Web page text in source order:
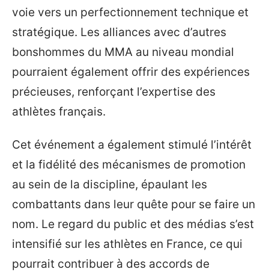
voie vers un perfectionnement technique et
stratégique. Les alliances avec d’autres
bonshommes du MMA au niveau mondial
pourraient également offrir des expériences
précieuses, renforçant l’expertise des
athlètes français.
Cet événement a également stimulé l’intérêt
et la fidélité des mécanismes de promotion
au sein de la discipline, épaulant les
combattants dans leur quête pour se faire un
nom. Le regard du public et des médias s’est
intensifié sur les athlètes en France, ce qui
pourrait contribuer à des accords de